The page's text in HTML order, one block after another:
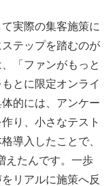
実際の集客施策に
テップを踏むのが
「ファンがもっと
とに限定オンライ
的には、アンケー
り、小さなテスト
導入したことで、
えたんです。一歩
リアルに施策へ反